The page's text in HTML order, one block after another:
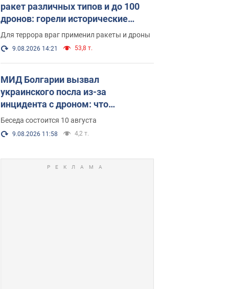
ракет различных типов и до 100
дронов: горели исторические
здания, есть пострадавшие. Фото
и видео
Для террора враг применил ракеты и дроны
9.08.2026 14:21 53,8 т.
МИД Болгарии вызвал
украинского посла из-за
инцидента с дроном: что
произошло
Беседа состоится 10 августа
9.08.2026 11:58 4,2 т.